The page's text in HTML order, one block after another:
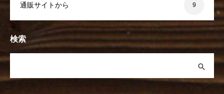
通販サイトから 9
検索